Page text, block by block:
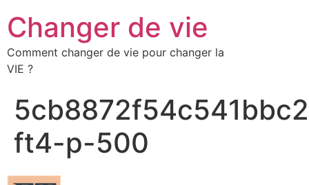
Changer de vie
Comment changer de vie pour changer la
VIE ?
ft4-p-500